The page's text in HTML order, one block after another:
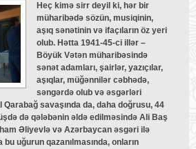
Heç kimə sirr deyil ki, hər bir
müharibədə sözün, musiqinin,
aşıq sənətinin və ifaçıların öz yeri
olub. Hətta 1941-45-ci illər –
Böyük Vətən müharibəsində
sənət adamları, şairlər, yazıçılar,
aşıqlar, müğənnilər cəbhədə,
səngərdə olub və əsgərləri
Qarabağ savaşında da, daha doğrusu, 44
də qələbənin əldə edilməsində Ali Baş
Əliyevlə və Azərbaycan əsgəri ilə
bu uğurun qazanılmasında, onların